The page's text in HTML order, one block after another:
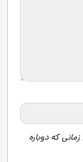
که دوباره